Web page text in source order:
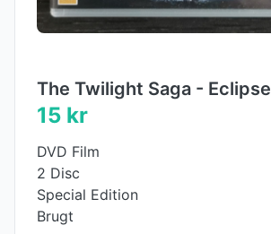
The Twilight Saga - Eclipse
15 kr
DVD Film
2 Disc
Special Edition
Brugt